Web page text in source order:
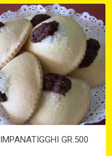
IMPANATIGGHI GR.500